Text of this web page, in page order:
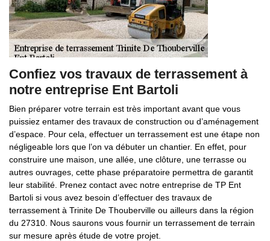
Confiez vos travaux de terrassement à
notre entreprise Ent Bartoli
Bien préparer votre terrain est très important avant que vous
puissiez entamer des travaux de construction ou d’aménagement
d’espace. Pour cela, effectuer un terrassement est une étape non
négligeable lors que l’on va débuter un chantier. En effet, pour
construire une maison, une allée, une clôture, une terrasse ou
autres ouvrages, cette phase préparatoire permettra de garantit
leur stabilité. Prenez contact avec notre entreprise de TP Ent
Bartoli si vous avez besoin d’effectuer des travaux de
terrassement à Trinite De Thouberville ou ailleurs dans la région
du 27310. Nous saurons vous fournir un terrassement de terrain
sur mesure après étude de votre projet.